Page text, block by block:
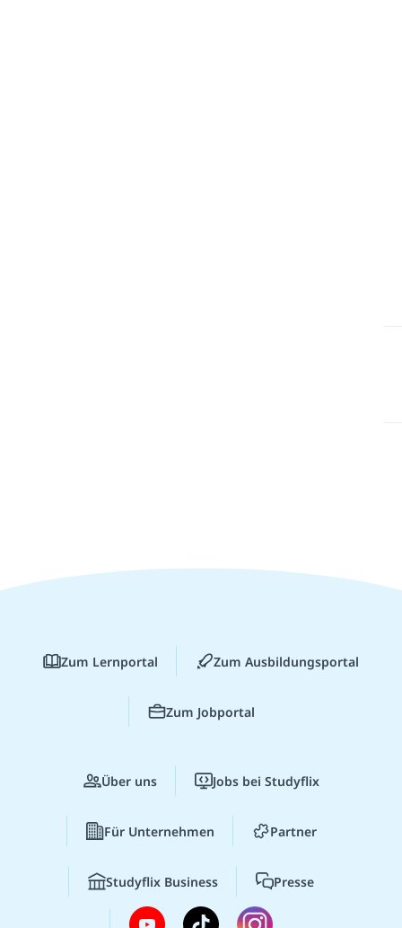
Zum Lernportal Zum Ausbildungsportal
Zum Jobportal
Über uns Jobs bei Studyflix
Für Unternehmen Partner
Studyflix Business Presse